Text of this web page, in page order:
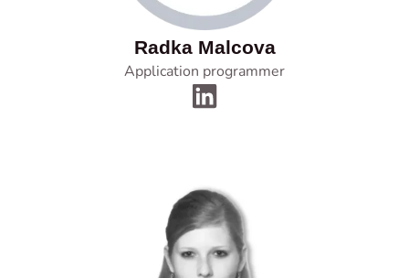
Radka Malcova
Application programmer